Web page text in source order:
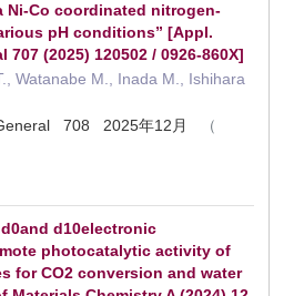
Ni-Co coordinated nitrogen-
pH conditions” [Appl.
707 (2025) 120502 / 0926-860X]
Watanabe M., Inada M., Ishihara
708 2025年12月
（
d10electronic
photocatalytic activity of
for CO2 conversion and water